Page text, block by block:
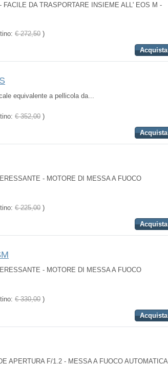
DA TRASPORTARE INSIEME ALL' EOS M -
€ 272,50 )
Acquista
equivalente a pellicola da...
€ 352,00 )
Acquista
- MOTORE DI MESSA A FUOCO
€ 225,00 )
Acquista
- MOTORE DI MESSA A FUOCO
€ 330,00 )
Acquista
APERTURA F/1.2 - MESSA A FUOCO AUTOMATICA